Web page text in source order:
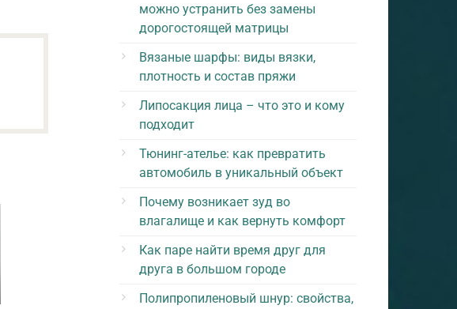
можно устранить без замены
дорогостоящей матрицы
Вязаные шарфы: виды вязки,
плотность и состав пряжи
Липосакция лица – что это и кому
подходит
Тюнинг-ателье: как превратить
автомобиль в уникальный объект
Почему возникает зуд во
влагалище и как вернуть комфорт
Как паре найти время друг для
друга в большом городе
Полипропиленовый шнур: свойства,